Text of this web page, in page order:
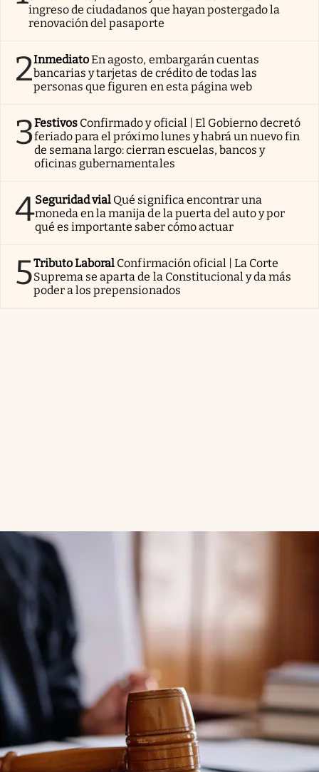
ingreso de ciudadanos que hayan postergado la
renovación del pasaporte
2InmediatoEn agosto, embargarán cuentas
bancarias y tarjetas de crédito de todas las
personas que figuren en esta página web
3Festivos Confirmado y oficial | El Gobierno decretó
feriado para el próximo lunes y habrá un nuevo fin
de semana largo: cierran escuelas, bancos y
oficinas gubernamentales
4Seguridad vial Qué significa encontrar una
moneda en la manija de la puerta del auto y por
qué es importante saber cómo actuar
5Tributo Laboral Confirmación oficial | La Corte
Suprema se aparta de la Constitucional y da más
poder a los prepensionados